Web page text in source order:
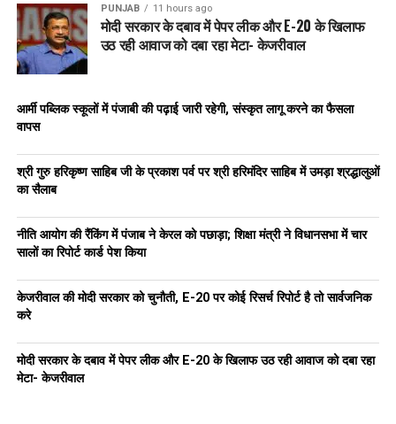
PUNJAB 11 hours ago
मोदी सरकार के दबाव में पेपर लीक और E-20 के खिलाफ
उठ रही आवाज को दबा रहा मेटा- केजरीवाल
आर्मी पब्लिक स्कूलों में पंजाबी की पढ़ाई जारी रहेगी, संस्कृत लागू करने का फैसला
वापस
श्री गुरु हरिकृष्ण साहिब जी के प्रकाश पर्व पर श्री हरिमंदिर साहिब में उमड़ा श्रद्धालुओं
का सैलाब
नीति आयोग की रैंकिंग में पंजाब ने केरल को पछाड़ा; शिक्षा मंत्री ने विधानसभा में चार
सालों का रिपोर्ट कार्ड पेश किया
केजरीवाल की मोदी सरकार को चुनौती, E-20 पर कोई रिसर्च रिपोर्ट है तो सार्वजनिक
करे
मोदी सरकार के दबाव में पेपर लीक और E-20 के खिलाफ उठ रही आवाज को दबा रहा
मेटा- केजरीवाल